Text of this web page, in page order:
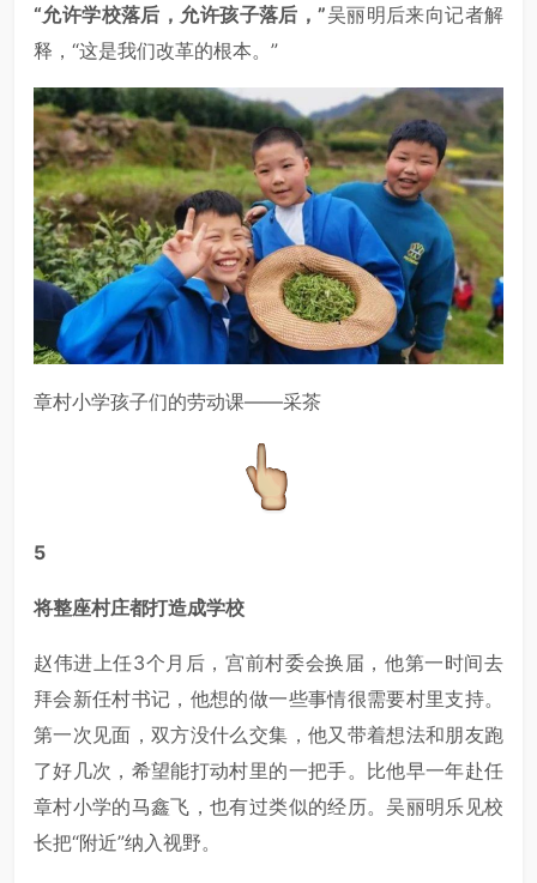
“允许学校落后，允许孩子落后，”吴丽明后来向记者解
释，“这是我们改革的根本。”
章村小学孩子们的劳动课——采茶
5
将整座村庄都打造成学校
赵伟进上任3个月后，宫前村委会换届，他第一时间去
拜会新任村书记，他想的做一些事情很需要村里支持。
第一次见面，双方没什么交集，他又带着想法和朋友跑
了好几次，希望能打动村里的一把手。比他早一年赴任
章村小学的马鑫飞，也有过类似的经历。吴丽明乐见校
长把“附近”纳入视野。